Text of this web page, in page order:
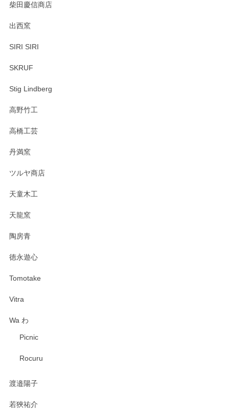
柴田慶信商店
出西窯
SIRI SIRI
SKRUF
Stig Lindberg
高野竹工
高橋工芸
丹満窯
ツルヤ商店
天童木工
天龍窯
陶房青
徳永遊心
Tomotake
Vitra
Wa わ
Picnic
Rocuru
渡邉陽子
若狹祐介